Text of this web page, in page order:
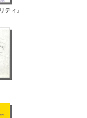
ティ』